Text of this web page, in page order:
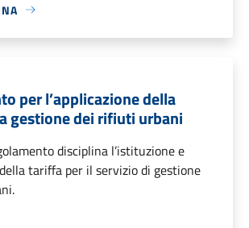
per l’applicazione della
gestione dei rifiuti urbani
disciplina l’istituzione e
tariffa per il servizio di gestione